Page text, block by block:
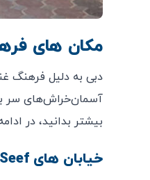
مکان های
دبی به دلیل فرهنگ
آسمان‌خراش‌های سر به
بیشتر بدانید، در
خیابان‌ های Al Seef